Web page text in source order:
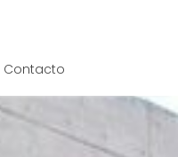
Contacto